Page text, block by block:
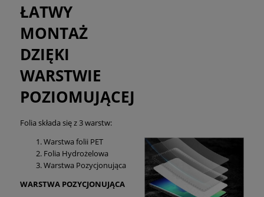
ŁATWY
MONTAŻ
DZIĘKI
WARSTWIE
POZIOMUJĄCEJ
Folia składa się z 3 warstw:
Warstwa folii PET
Folia Hydrożelowa
Warstwa Pozycjonująca
WARSTWA POZYCJONUJĄCA